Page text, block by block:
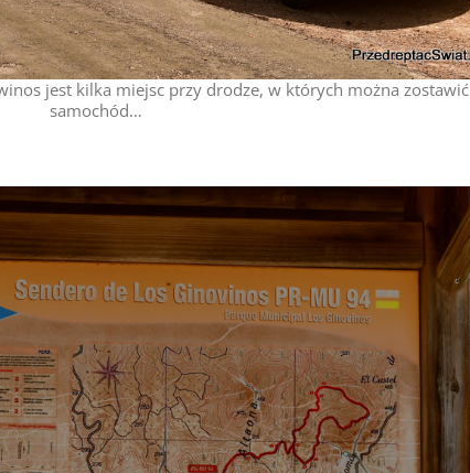
jest kilka miejsc przy drodze, w których można zostawić
samochód…